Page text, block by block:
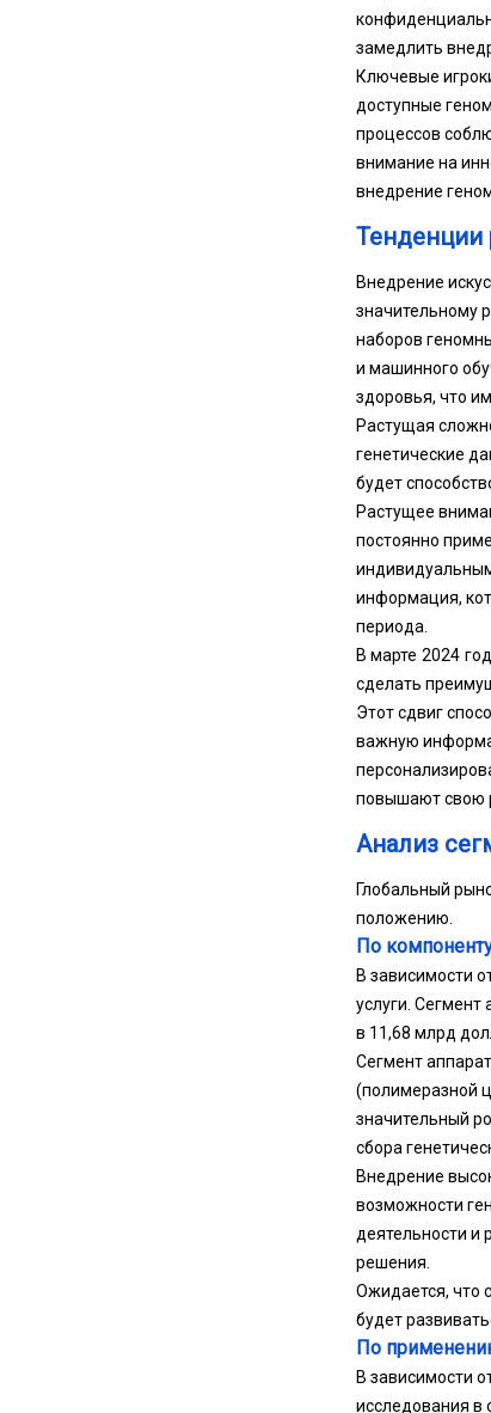
замедлить
Ключевые
доступные
процессов
внимание на
внедрение
Тенденции
Внедрение
значительному
наборов
и машинного
здоровья, что
Растущая
генетические
будет
Растущее
постоянно
информация,
периода.
В марте 2024
сделать
Этот сдвиг
важную
повышают свою
Анализ
Глобальный
положению.
По
В зависимости
услуги.
в 11,68 млрд
Сегмент
(полимеразной
значительный
сбора
Внедрение
возможности
деятельности
решения.
Ожидается, что
будет
По
В зависимости
исследования в